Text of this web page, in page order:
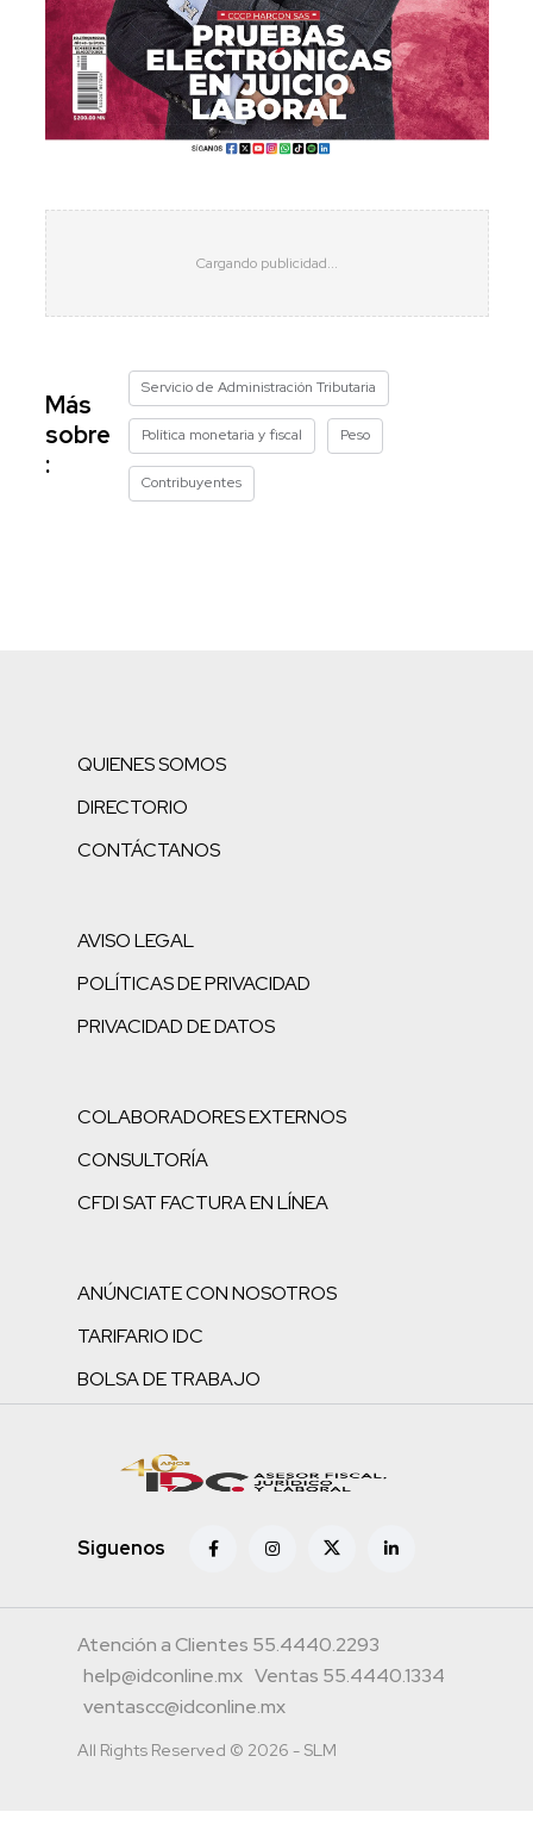
Más
sobre
:
Servicio de Administración Tributaria
Política monetaria y fiscal Peso
Contribuyentes
QUIENES SOMOS
DIRECTORIO
CONTÁCTANOS
AVISO LEGAL
POLÍTICAS DE PRIVACIDAD
PRIVACIDAD DE DATOS
COLABORADORES EXTERNOS
CONSULTORÍA
CFDI SAT FACTURA EN LÍNEA
ANÚNCIATE CON NOSOTROS
TARIFARIO IDC
BOLSA DE TRABAJO
Siguenos
Atención a Clientes 55.4440.2293
help@idconline.mx Ventas 55.4440.1334
ventascc@idconline.mx
All Rights Reserved © 2026 - SLM